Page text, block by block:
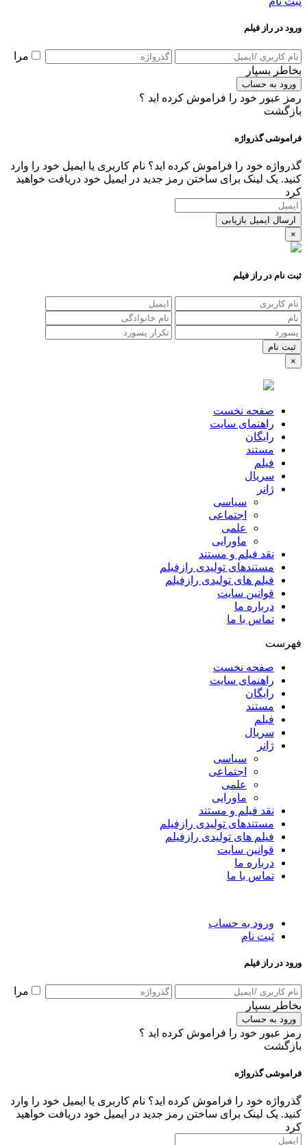
ورود در راز فیلم
مرا
بخاطر بسپار
ورود به حساب
رمز عبور خود را فراموش کرده اید ؟
بازگشت
فراموشی گذرواژه
گذرواژه خود را فراموش کرده اید؟ نام کاربری یا ایمیل خود را وارد
کنید. یک لینک برای ساختن رمز جدید در ایمیل خود دریافت خواهید
کرد
ارسال ایمیل بازیابی
×
ثبت نام در راز فیلم
×
صفحه نخست
راهنمای سایت
رایگان
مستند
فیلم
سریال
ژانر
سیاسی
اجتماعی
علمی
ماورایی
نقد فیلم و مستند
مستندهای تولیدی رازفیلم
فیلم های تولیدی رازفیلم
قوانین سایت
درباره ما
تماس با ما
فهرست
صفحه نخست
راهنمای سایت
رایگان
مستند
فیلم
سریال
ژانر
سیاسی
اجتماعی
علمی
ماورایی
نقد فیلم و مستند
مستندهای تولیدی رازفیلم
فیلم های تولیدی رازفیلم
قوانین سایت
درباره ما
تماس با ما
ورود به حساب
ثبت نام
ورود در راز فیلم
مرا
بخاطر بسپار
ورود به حساب
رمز عبور خود را فراموش کرده اید ؟
بازگشت
فراموشی گذرواژه
گذرواژه خود را فراموش کرده اید؟ نام کاربری یا ایمیل خود را وارد
کنید. یک لینک برای ساختن رمز جدید در ایمیل خود دریافت خواهید
کرد